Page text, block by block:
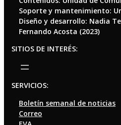
Soporte y mantenimiento:
Diseño y desarrollo: Nadia
Fernando Acosta (2023)
SITIOS DE INTERÉS:
SERVICIOS:
Boletín semanal de noticias
Correo